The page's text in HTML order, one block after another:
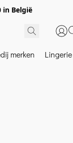
in België
merken